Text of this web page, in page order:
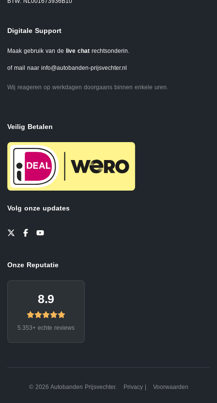
Digitale Support
Maak gebruik van de live chat rechtsonderin.
of mail naar info@autobanden-prijsvechter.nl
Wij reageren op werkdagen doorgaans binnen enkele uren.
Veilig Betalen
Volg onze updates
Onze Reputatie
8.9
5.353+ echte reviews
© 2026 Autobanden Prijsvechter. Privacy| Voorwaarden